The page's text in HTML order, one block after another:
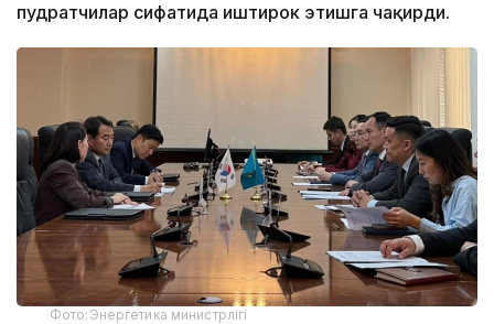
пудратчилар сифатида иштирок этишга чақирди.
Фото:Энергетика министрлігі